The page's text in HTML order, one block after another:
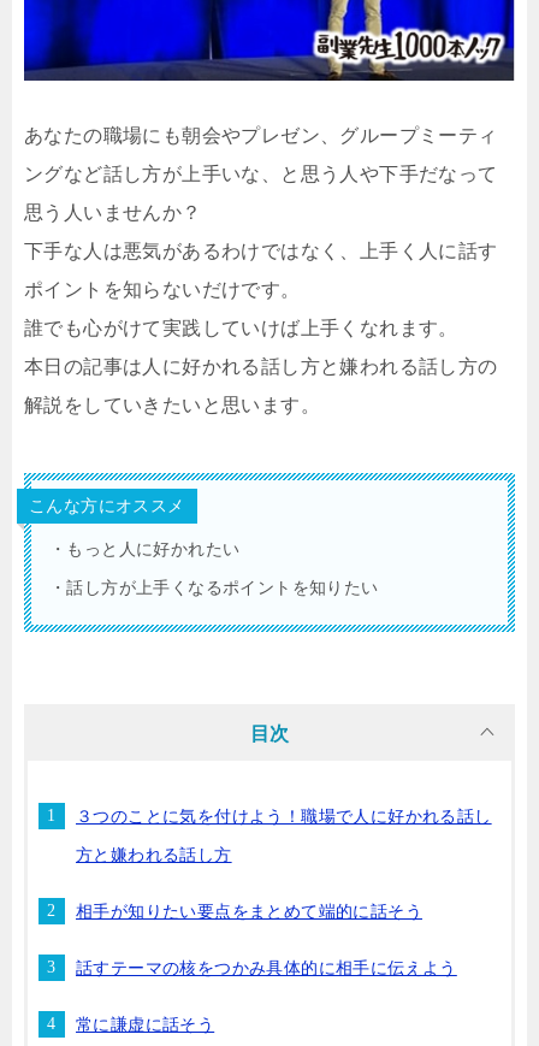
あなたの職場にも朝会やプレゼン、グループミーティ
ングなど話し方が上手いな、と思う人や下手だなって
思う人いませんか？
下手な人は悪気があるわけではなく、上手く人に話す
ポイントを知らないだけです。
誰でも心がけて実践していけば上手くなれます。
本日の記事は人に好かれる話し方と嫌われる話し方の
解説をしていきたいと思います。
こんな方にオススメ
・もっと人に好かれたい
・話し方が上手くなるポイントを知りたい
目次
３つのことに気を付けよう！職場で人に好かれる話し
方と嫌われる話し方
相手が知りたい要点をまとめて端的に話そう
話すテーマの核をつかみ具体的に相手に伝えよう
常に謙虚に話そう